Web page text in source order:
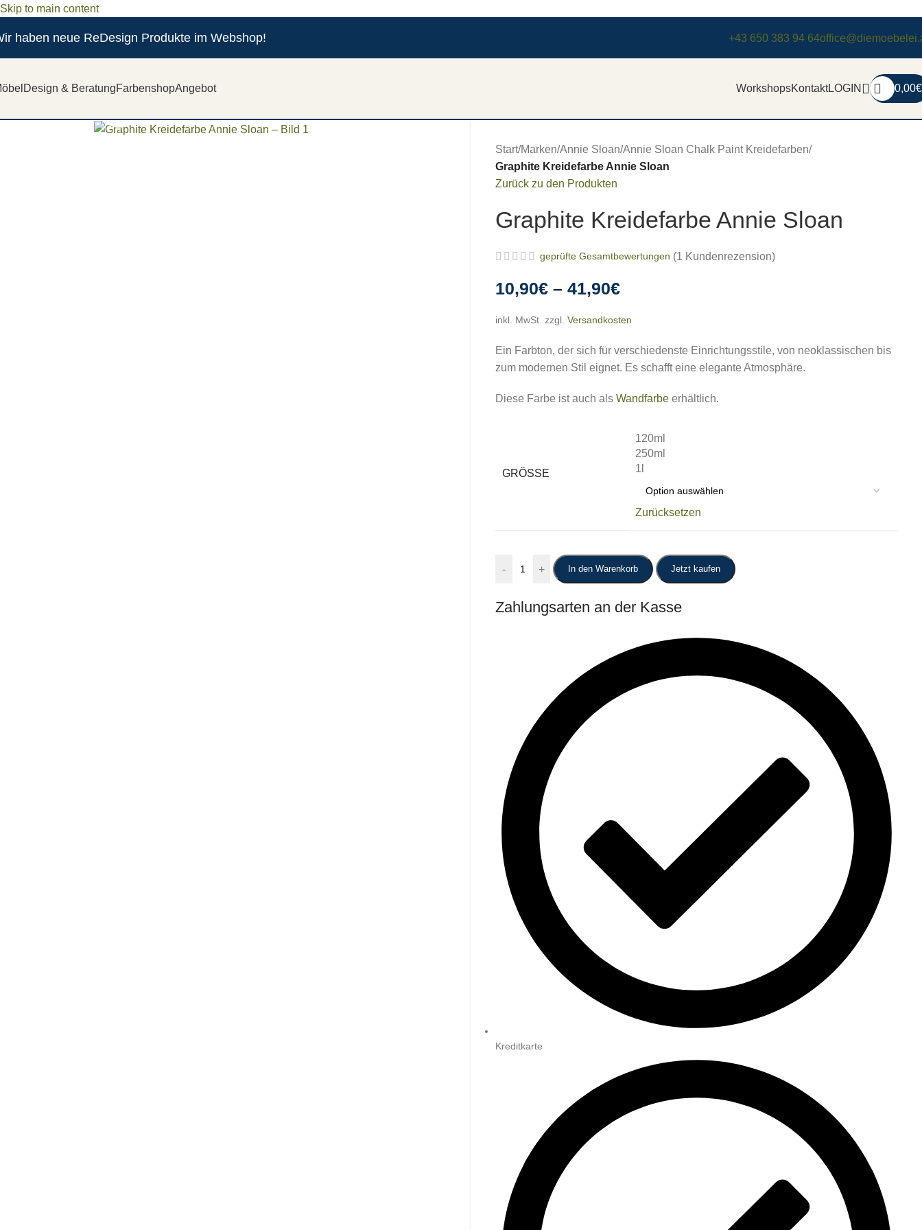
Skip to main content
haben neue ReDesign Produkte im Webshop! +43 650 383 94 64
Design & BeratungFarbenshopAngebot WorkshopsKontaktLOGIN 0,00€
Start/Marken/Annie Sloan/Annie Sloan Chalk Paint Kreidefarben/
Graphite Kreidefarbe Annie Sloan
Zurück zu den Produkten
Graphite Kreidefarbe Annie Sloan
geprüfte Gesamtbewertungen (1 Kundenrezension)
10,90€ – 41,90€
inkl. MwSt. zzgl. Versandkosten
Ein Farbton, der sich für verschiedenste Einrichtungsstile, von neoklassischen bis
zum modernen Stil eignet. Es schafft eine elegante Atmosphäre.
Diese Farbe ist auch als Wandfarbe erhältlich.
GRÖSSE
120ml
250ml
1l
Zurücksetzen
- + In den Warenkorb Jetzt kaufen
Zahlungsarten an der Kasse
Kreditkarte